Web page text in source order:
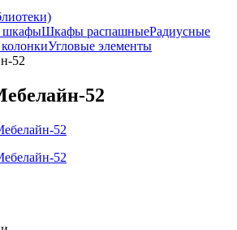
шкафыШкафы распашныеРадиусные
Угловые элементы
52
52